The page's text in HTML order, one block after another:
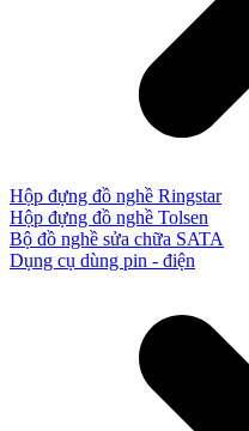
Hộp đựng đồ nghề Ringstar
Hộp đựng đồ nghề Tolsen
Bộ đồ nghề sửa chữa SATA
Dụng cụ dùng pin - điện